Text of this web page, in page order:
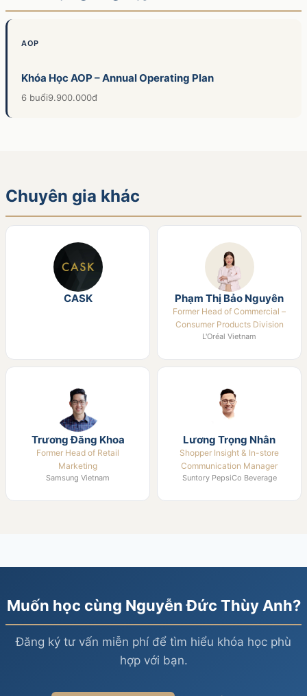
AOP
Khóa Học AOP – Annual Operating Plan
6 buổi9.900.000đ
Chuyên gia khác
CASK Phạm Thị Bảo Nguyên
Former Head of Commercial –
Consumer Products Division
L'Oréal Vietnam
Trương Đăng Khoa
Former Head of Retail
Marketing
Samsung Vietnam
Lương Trọng Nhân
Shopper Insight & In-store
Communication Manager
Suntory PepsiCo Beverage
Muốn học cùng Nguyễn Đức Thùy Anh?
Đăng ký tư vấn miễn phí để tìm hiểu khóa học phù
hợp với bạn.